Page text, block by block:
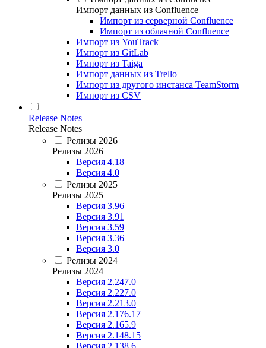
Импорт данных из Confluence
Импорт из серверной Confluence
Импорт из облачной Confluence
Импорт из YouTrack
Импорт из GitLab
Импорт из Taiga
Импорт данных из Trello
Импорт из другого инстанса TeamStorm
Импорт из CSV
Release Notes
Release Notes
Релизы 2026
Релизы 2026
Версия 4.18
Версия 4.0
Релизы 2025
Релизы 2025
Версия 3.96
Версия 3.91
Версия 3.59
Версия 3.36
Версия 3.0
Релизы 2024
Релизы 2024
Версия 2.247.0
Версия 2.227.0
Версия 2.213.0
Версия 2.176.17
Версия 2.165.9
Версия 2.148.15